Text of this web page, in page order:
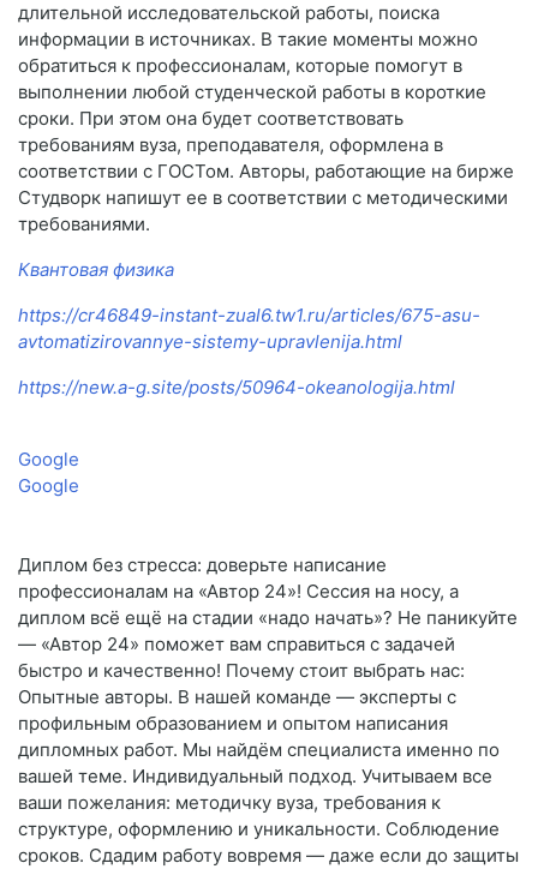
длительной исследовательской работы, поиска
информации в источниках. В такие моменты можно
обратиться к профессионалам, которые помогут в
выполнении любой студенческой работы в короткие
сроки. При этом она будет соответствовать
требованиям вуза, преподавателя, оформлена в
соответствии с ГОСТом. Авторы, работающие на бирже
Студворк напишут ее в соответствии с методическими
требованиями.
Квантовая физика
https://cr46849-instant-zual6.tw1.ru/articles/675-asu-
avtomatizirovannye-sistemy-upravlenija.html
https://new.a-g.site/posts/50964-okeanologija.html
Google
Google
Диплом без стресса: доверьте написание
профессионалам на «Автор 24»! Сессия на носу, а
диплом всё ещё на стадии «надо начать»? Не паникуйте
— «Автор 24» поможет вам справиться с задачей
быстро и качественно! Почему стоит выбрать нас:
Опытные авторы. В нашей команде — эксперты с
профильным образованием и опытом написания
дипломных работ. Мы найдём специалиста именно по
вашей теме. Индивидуальный подход. Учитываем все
ваши пожелания: методичку вуза, требования к
структуре, оформлению и уникальности. Соблюдение
сроков. Сдадим работу вовремя — даже если до защиты